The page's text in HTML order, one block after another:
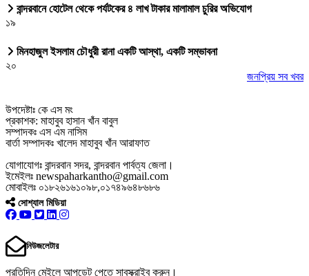
বান্দরবানে হোটেল থেকে পর্যটকের ৪ লাখ টাকার মালামাল চুরির অভিযোগ
১৯
মিনহাজুল ইসলাম চৌধুরী রানা একটি আস্থা, একটি সম্ভাবনা
২০
জনপ্রিয় সব খবর
উপদেষ্টাঃ কে এস মং
প্রকাশক: মাহাবুব হাসান খাঁন বাবুল
সম্পাদকঃ এস এম নাসিম
বার্তা সম্পাদকঃ খালেদ মাহাবুব খাঁন আরাফাত
যোগাযোগঃ বান্দরবান সদর, বান্দরবান পার্বত্য জেলা।
ইমেইলঃ newspaharkantho@gmail.com
মোবাইলঃ ০১৮২৬১৬১০৯৮,০১৭৪৯৬৪৮৬৮৬
সোশ্যাল মিডিয়া
নিউজলেটার
প্রতিদিন মেইলে আপডেট পেতে সাবস্ক্রাইব করুন।